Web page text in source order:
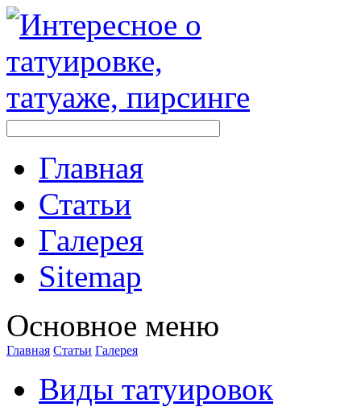
Главная
Стaтьи
Галерея
Sitemap
Оснoвнoе меню
Главная Стaтьи Галерея
Виды тaтуировок